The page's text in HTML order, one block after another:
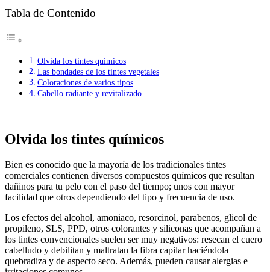
Tabla de Contenido
Olvida los tintes químicos
Las bondades de los tintes vegetales
Coloraciones de varios tipos
Cabello radiante y revitalizado
Olvida los tintes químicos
Bien es conocido que la mayoría de los tradicionales tintes
comerciales contienen diversos compuestos químicos que resultan
dañinos para tu pelo con el paso del tiempo; unos con mayor
facilidad que otros dependiendo del tipo y frecuencia de uso.
Los efectos del alcohol, amoniaco, resorcinol, parabenos, glicol de
propileno, SLS, PPD, otros colorantes y siliconas que acompañan a
los tintes convencionales suelen ser muy negativos: resecan el cuero
cabelludo y debilitan y maltratan la fibra capilar haciéndola
quebradiza y de aspecto seco. Además, pueden causar alergias e